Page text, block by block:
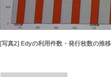
[写真2] Edyの利用件数・発行枚数の推